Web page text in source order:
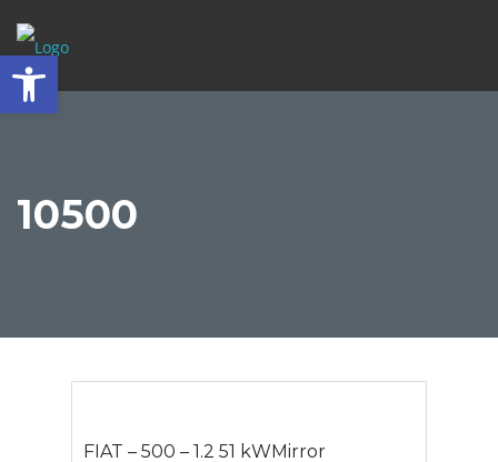
10500
FIAT – 500 – 1.2 51 kWMirror
Abrir barra de herramientas